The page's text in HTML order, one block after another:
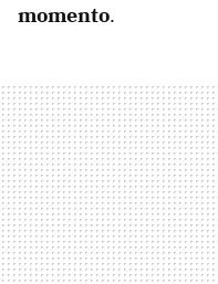
momento.